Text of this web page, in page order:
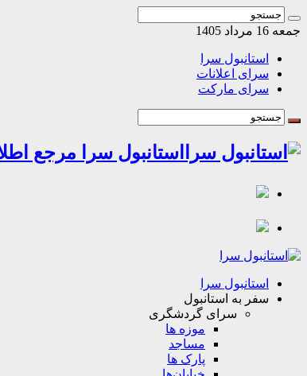
جمعه 16 مرداد 1405
استانبول سرا
سرای اعلانات
سرای مارکت
استانبول سرا مرجع
استانبول سرا
سفر به استانبول
سرای گردشگری
موزه ها
مساجد
پارک ها